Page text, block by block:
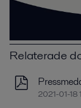
Relaterade
2021-01-18